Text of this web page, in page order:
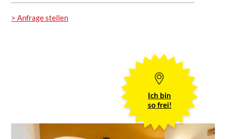
> Anfrage stellen
Ich bin
so frei!